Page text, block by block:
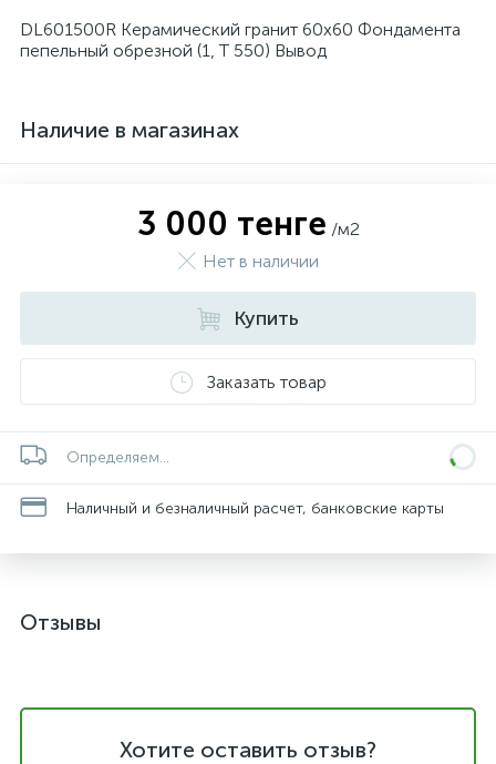
DL601500R Керамический гранит 60х60 Фондамента
пепельный обрезной (1, Т 550) Вывод
Наличие в магазинах
3 000 тенге /м2
Нет в наличии
Купить
Заказать товар
Определяем...
Наличный и безналичный расчет, банковские карты
Отзывы
Хотите оставить отзыв?